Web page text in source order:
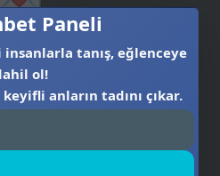
Paneli
insanlarla tanış, eğlenceye
ol!
anların tadını çıkar.